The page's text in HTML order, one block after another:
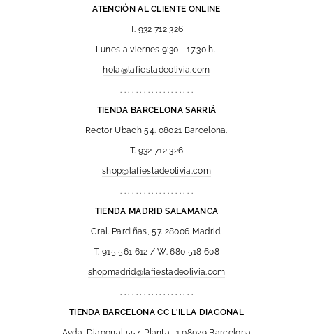
ATENCIÓN AL CLIENTE ONLINE
T. 932 712 326
Lunes a viernes 9:30 - 17:30 h.
hola@lafiestadeolivia.com
. . . . . . . . . . . . . . . . . . .
TIENDA BARCELONA SARRIÁ
Rector Ubach 54. 08021 Barcelona.
T. 932 712 326
shop@lafiestadeolivia.com
. . . . . . . . . . . . . . . . . . .
TIENDA MADRID SALAMANCA
Gral. Pardiñas, 57. 28006 Madrid.
T. 915 561 612 / W. 680 518 608
shopmadrid@lafiestadeolivia.com
. . . . . . . . . . . . . . . . . . .
TIENDA BARCELONA CC L'ILLA DIAGONAL